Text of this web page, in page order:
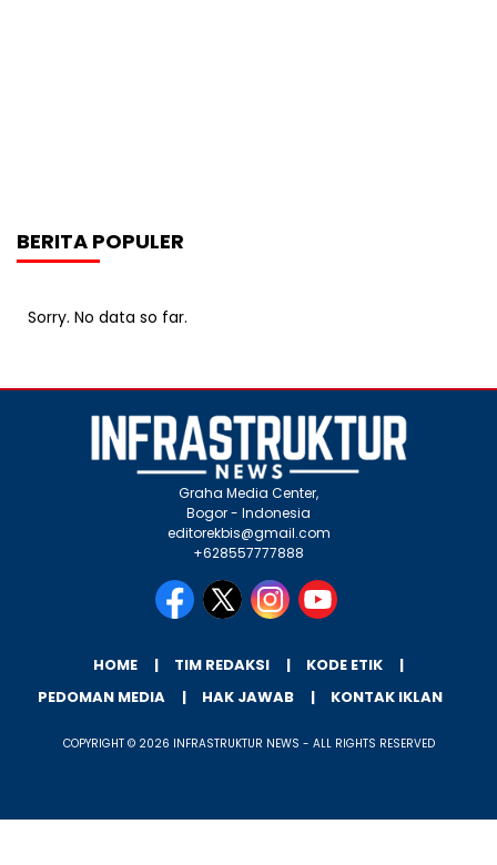
BERITA POPULER
Sorry. No data so far.
Graha Media Center,
Bogor - Indonesia
editorekbis@gmail.com
+628557777888
HOME TIM REDAKSI
KODE ETIK
PEDOMAN MEDIA
HAK JAWAB KONTAK IKLAN
COPYRIGHT © 2026 INFRASTRUKTUR NEWS - ALL RIGHTS RESERVED